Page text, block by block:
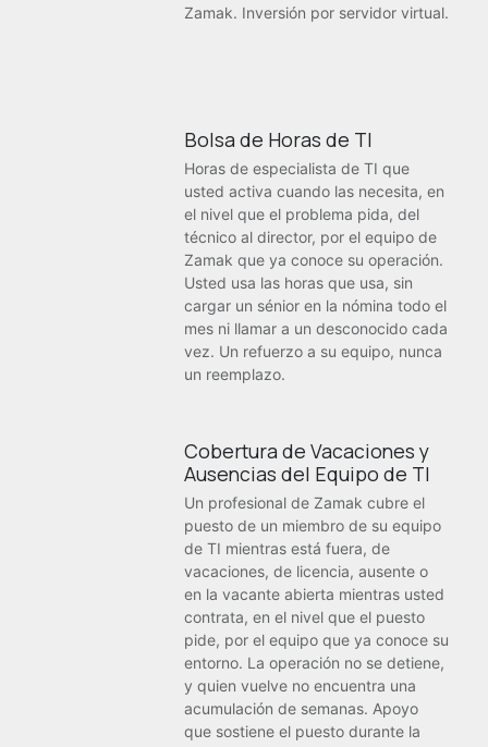
Zamak. Inversión por servidor virtual.
Bolsa de Horas de TI
Horas de especialista de TI que
usted activa cuando las necesita, en
el nivel que el problema pida, del
técnico al director, por el equipo de
Zamak que ya conoce su operación.
Usted usa las horas que usa, sin
cargar un sénior en la nómina todo el
mes ni llamar a un desconocido cada
vez. Un refuerzo a su equipo, nunca
un reemplazo.
Cobertura de Vacaciones y
Ausencias del Equipo de TI
Un profesional de Zamak cubre el
puesto de un miembro de su equipo
de TI mientras está fuera, de
vacaciones, de licencia, ausente o
en la vacante abierta mientras usted
contrata, en el nivel que el puesto
pide, por el equipo que ya conoce su
entorno. La operación no se detiene,
y quien vuelve no encuentra una
acumulación de semanas. Apoyo
que sostiene el puesto durante la